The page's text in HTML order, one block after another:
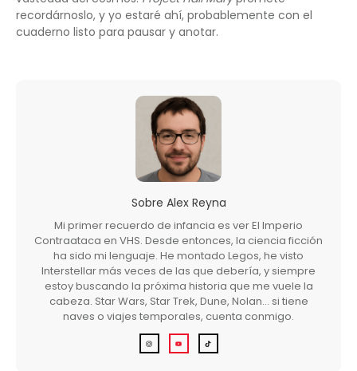
recordárnoslo, y yo estaré ahí, probablemente con el
cuaderno listo para pausar y anotar.
Sobre Alex Reyna
Mi primer recuerdo de infancia es ver El Imperio
Contraataca en VHS. Desde entonces, la ciencia ficción
ha sido mi lenguaje. He montado Legos, he visto
Interstellar más veces de las que debería, y siempre
estoy buscando la próxima historia que me vuele la
cabeza. Star Wars, Star Trek, Dune, Nolan… si tiene
naves o viajes temporales, cuenta conmigo.